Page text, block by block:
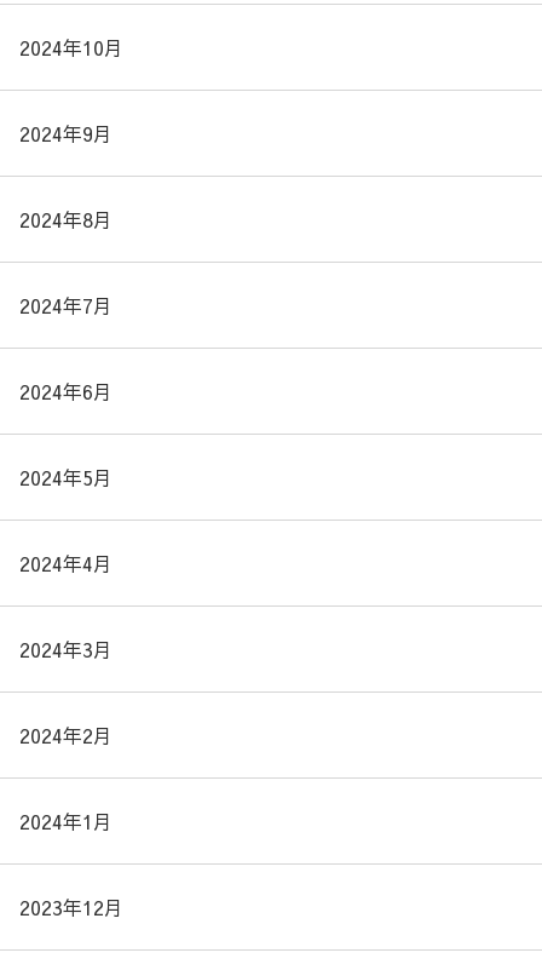
2024年10月
2024年9月
2024年8月
2024年7月
2024年6月
2024年5月
2024年4月
2024年3月
2024年2月
2024年1月
2023年12月